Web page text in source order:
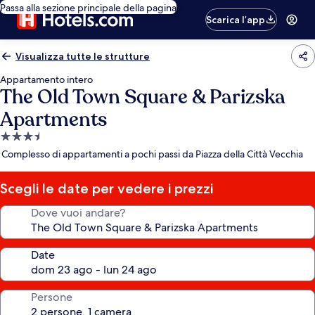
Passa alla sezione principale della pagina
Scarica l’app
Visualizza tutte le strutture
Appartamento intero
The Old Town Square & Parizska
Apartments
Struttura
a
stelle
Complesso di appartamenti a pochi passi da Piazza della Città Vecchia
Scegli le date per vedere i prezzi
Dove vuoi andare?
Date
Persone